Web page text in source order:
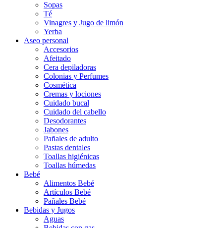
Sopas
Té
Vinagres y Jugo de limón
Yerba
Aseo personal
Accesorios
Afeitado
Cera depiladoras
Colonias y Perfumes
Cosmética
Cremas y lociones
Cuidado bucal
Cuidado del cabello
Desodorantes
Jabones
Pañales de adulto
Pastas dentales
Toallas higiénicas
Toallas húmedas
Bebé
Alimentos Bebé
Artículos Bebé
Pañales Bebé
Bebidas y Jugos
Aguas